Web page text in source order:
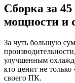
Сборка за
мощности и
За чуть большую
улучшенным
кто ценит не
своего ПК.